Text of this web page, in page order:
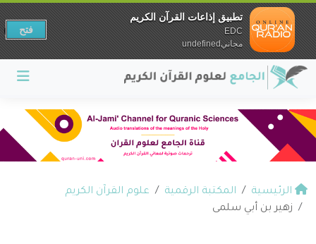
الرئيسية المكتبة الرقمية
علوم القرآن الكريم
زهير بن أبي سلمى
تطبيق إذاعات القرآن الكريم
EDC
مجانيundefined
فتح